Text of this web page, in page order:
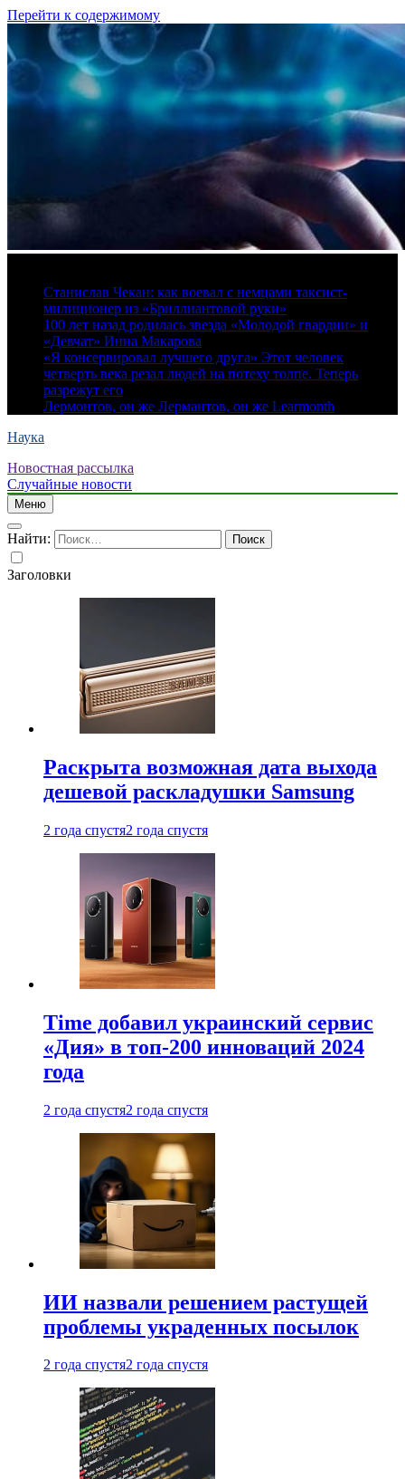
Перейти к содержимому
Станислав Чекан: как воевал с немцами таксист-
милиционер из «Бриллиантовой руки»
100 лет назад родилась звезда «Молодой гвардии» и
«Девчат» Инна Макарова
«Я консервировал лучшего друга» Этот человек
четверть века резал людей на потеху толпе. Теперь
разрежут его
Лермонтов, он же Лермантов, он же Learmonth
Наука
Новостная рассылка
Случайные новости
Меню
Найти:
Заголовки
Раскрыта возможная дата выхода
дешевой раскладушки Samsung
2 года спустя2 года спустя
Time добавил украинский сервис
«Дия» в топ-200 инноваций 2024
года
2 года спустя2 года спустя
ИИ назвали решением растущей
проблемы украденных посылок
2 года спустя2 года спустя